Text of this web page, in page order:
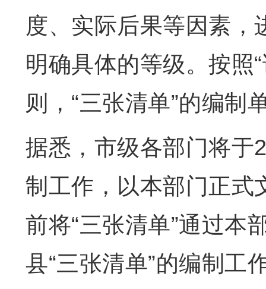
度、实际后果等因素，
明确具体的等级。按照
则，“三张清单”的编制
据悉，市级各部门将于
制工作，以本部门正式
前将“三张清单”通过本
县“三张清单”的编制工